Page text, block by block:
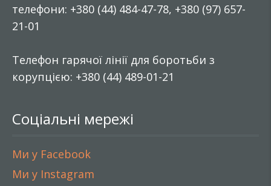
телефони: +380 (44) 484-47-78, +380 (97) 657-
21-01
Телефон гарячої лінії для боротьби з
корупцією: +380 (44) 489-01-21
Соціальні мережі
Ми у Facebook
Ми у Instagram